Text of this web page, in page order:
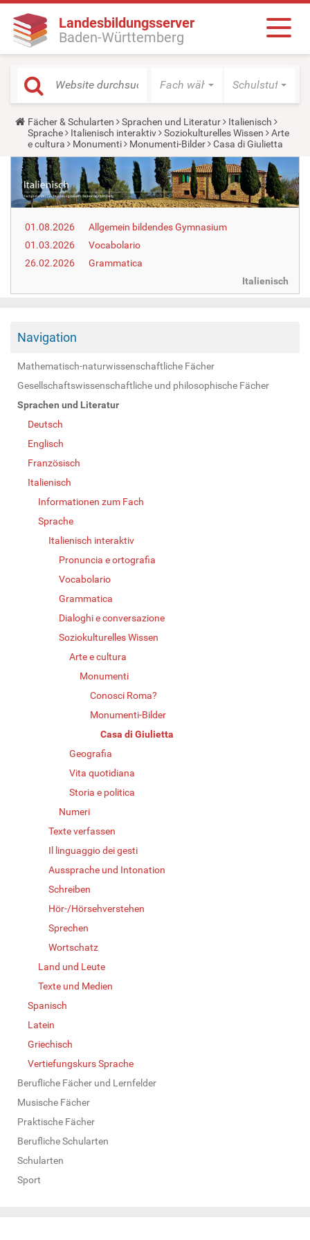
Landesbildungsserver
Baden-Württemberg
Fach wählen Schulstufe
Y
o
u
a
r
e
h
e
r
:
Fächer & Schularten Sprachen und Literatur
Italienisch
Sprache
Italienisch interaktiv Soziokulturelles Wissen
Arte
e cultura
Monumenti Monumenti-Bilder Casa di Giulietta
01.08.2026
Allgemein bildendes Gymnasium
01.03.2026
Vocabolario
26.02.2026
Grammatica
Italienisch
Navigation
Mathematisch-naturwissenschaftliche Fächer
Gesellschaftswissenschaftliche und philosophische Fächer
Sprachen und Literatur
Deutsch
Englisch
Französisch
Italienisch
Informationen zum Fach
Sprache
Italienisch interaktiv
Pronuncia e ortografia
Vocabolario
Grammatica
Dialoghi e conversazione
Soziokulturelles Wissen
Arte e cultura
Monumenti
Conosci Roma?
Monumenti-Bilder
Casa di Giulietta
Geografia
Vita quotidiana
Storia e politica
Numeri
Texte verfassen
Il linguaggio dei gesti
Aussprache und Intonation
Schreiben
Hör-/Hörsehverstehen
Sprechen
Wortschatz
Land und Leute
Texte und Medien
Spanisch
Latein
Griechisch
Vertiefungskurs Sprache
Berufliche Fächer und Lernfelder
Musische Fächer
Praktische Fächer
Berufliche Schularten
Schularten
Sport